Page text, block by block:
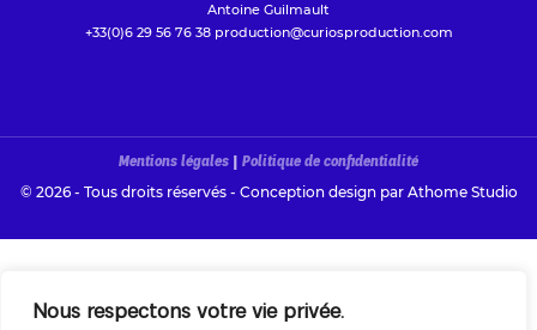
Nous respectons votre vie privée.
Antoine Guilmault
+33(0)6 29 56 76 38 production@curiosproduction.com
Mentions légales | Politique de confidentialité
© 2026 - Tous droits réservés - Conception design par Athome Studio